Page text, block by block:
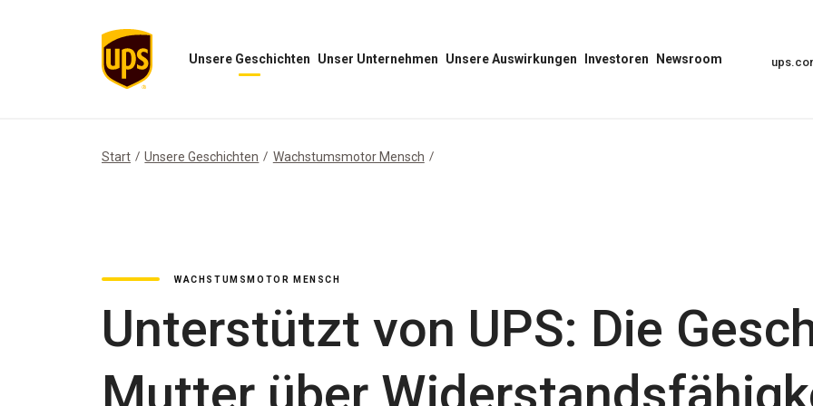
Unsere Geschichten Unser Unternehmen Unsere Auswirkungen Investoren Newsroom
Start Unsere Geschichten Wachstumsmotor Mensch
WACHSTUMSMOTOR MENSCH
Unterstützt von UPS: Die